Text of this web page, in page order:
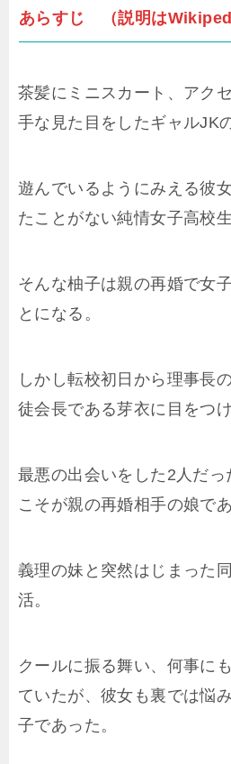
あらすじ （説明は
茶髪にミニスカート、アク
手な見た目をしたギャルJK
遊んでいるようにみえる彼
たことがない純情女子高校
そんな柚子は親の再婚で女
とになる。
しかし転校初日から理事長
徒会長である芽衣に目をつ
最悪の出会いをした2人だ
こそが親の再婚相手の娘であ
義理の妹と突然はじまった
活。
クールに振る舞い、何事に
ていたが、彼女も裏では悩
子であった。